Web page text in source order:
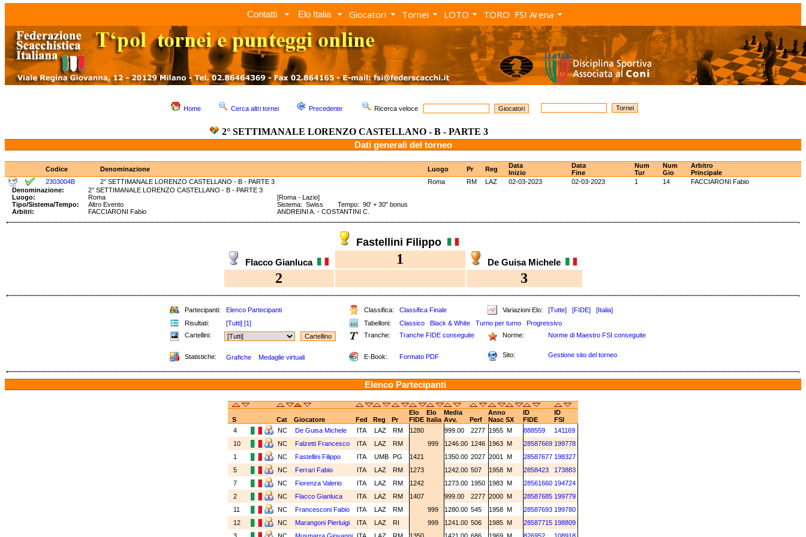
Contatti Elo Italia Giocatori Tornei LOTO TORO FSI Arena
Home Cerca altri tornei Precedente Ricerca veloce
2° SETTIMANALE LORENZO CASTELLANO - B - PARTE 3
Dati generali del torneo
Codice Denominazione Luogo Pr Reg
Data
Inizio
Data
Fine
Num
Tur
Num
Gio
Arbitro
Principale
2303004B
2° SETTIMANALE LORENZO CASTELLANO - B - PARTE 3 Roma RM LAZ 02-03-2023 02-03-2023 1 14
FACCIARONI Fabio
Denominazione:
2° SETTIMANALE LORENZO CASTELLANO - B - PARTE 3
Luogo:
Roma
[Roma - Lazio]
Tipo/Sistema/Tempo:
Altro Evento
Sistema: Swiss Tempo: 90' + 30" bonus
Arbitri:
FACCIARONI Fabio ANDREINI A. - COSTANTINI C.
Fastellini Filippo
Flacco Gianluca 1 De Guisa Michele
2 3
Partecipanti: Elenco Partecipanti Classifica: Classifica Finale Variazioni Elo: [Tutte] [FIDE]
[Italia]
Risultati:
[Tutti] [1] Tabelloni: Classico Black & White Turno per turno
Progressivo
Cartellini:
Tranche: Tranche FIDE conseguite Norme: Norme di Maestro FSI conseguite
Statistiche: Grafiche Medaglie virtuali E-Book: Formato PDF Sito: Gestione sito del torneo
Elenco Partecipanti
Elo Elo Media Anno ID
ID
S
Cat Giocatore Fed Reg Pr FIDE Italia Avv. Perf Nasc SX FIDE
FSI
4
NC De Guisa Michele ITA LAZ RM 1280 999.00 2277 1955 M 888559
141169
10
NC Falzetti Francesco ITA LAZ RM 999 1246.00 1246 1963 M 28587669 199778
1
NC Fastellini Filippo ITA UMB PG 1421 1350.00 2027 2001 M 28587677 198327
5
NC Ferrari Fabio ITA LAZ RM 1273 1242.00 507 1958 M 2858423
173883
7
NC Fiorenza Valerio ITA LAZ RM 1242 1273.00 1950 1983 M 28561660 194724
2
NC Flacco Gianluca ITA LAZ RM 1407 999.00 2277 2000 M 28587685 199779
11
NC Francesconi Fabio ITA LAZ RM 999 1280.00 545 1958 M 28587693 199780
12
NC Marangoni Pierluigi ITA LAZ RI 999 1241.00 506 1985 M 28587715 198809